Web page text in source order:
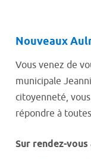
Nouveaux
Vous venez de
municipale
citoyenneté,
répondre à
Sur rendez-vous